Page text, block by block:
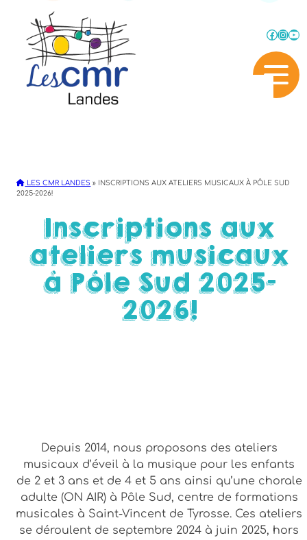
LES CMR LANDES » INSCRIPTIONS AUX ATELIERS MUSICAUX À PÔLE SUD
2025-2026!
Inscriptions aux
ateliers musicaux
à Pôle Sud 2025-
2026!
Depuis 2014, nous proposons des ateliers
musicaux d’éveil à la musique pour les enfants
de 2 et 3 ans et de 4 et 5 ans ainsi qu’une chorale
adulte (ON AIR) à Pôle Sud, centre de formations
musicales à Saint-Vincent de Tyrosse. Ces ateliers
se déroulent de septembre 2024 à juin 2025, hors